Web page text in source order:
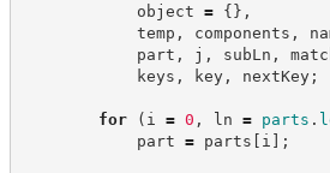
object = {} ,
temp , components ,
part , j , subLn ,
keys , key , nextKey ;
for ( i = 0 , ln = parts .
part = parts [ i ] ;